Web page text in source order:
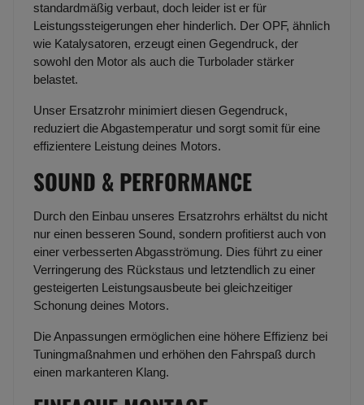
standardmäßig verbaut, doch leider ist er für
Leistungssteigerungen eher hinderlich. Der OPF, ähnlich
wie Katalysatoren, erzeugt einen Gegendruck, der
sowohl den Motor als auch die Turbolader stärker
belastet.
Unser Ersatzrohr minimiert diesen Gegendruck,
reduziert die Abgastemperatur und sorgt somit für eine
effizientere Leistung deines Motors.
SOUND & PERFORMANCE
Durch den Einbau unseres Ersatzrohrs erhältst du nicht
nur einen besseren Sound, sondern profitierst auch von
einer verbesserten Abgasströmung. Dies führt zu einer
Verringerung des Rückstaus und letztendlich zu einer
gesteigerten Leistungsausbeute bei gleichzeitiger
Schonung deines Motors.
Die Anpassungen ermöglichen eine höhere Effizienz bei
Tuningmaßnahmen und erhöhen den Fahrspaß durch
einen markanteren Klang.